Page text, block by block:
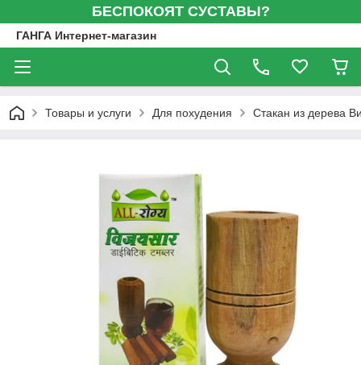
БЕСПОКОЯТ СУСТАВЫ?
ГАНГА Интернет-магазин
Товары и услуги Для похудения Стакан из дерева